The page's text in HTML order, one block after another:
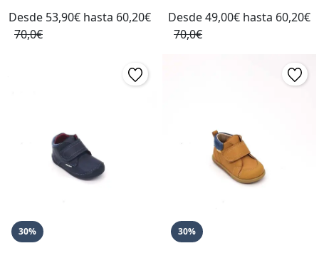
Desde 53,90€ hasta 60,20€
70,0€
Desde 49,00€ hasta 60,20€
70,0€
30% 30%